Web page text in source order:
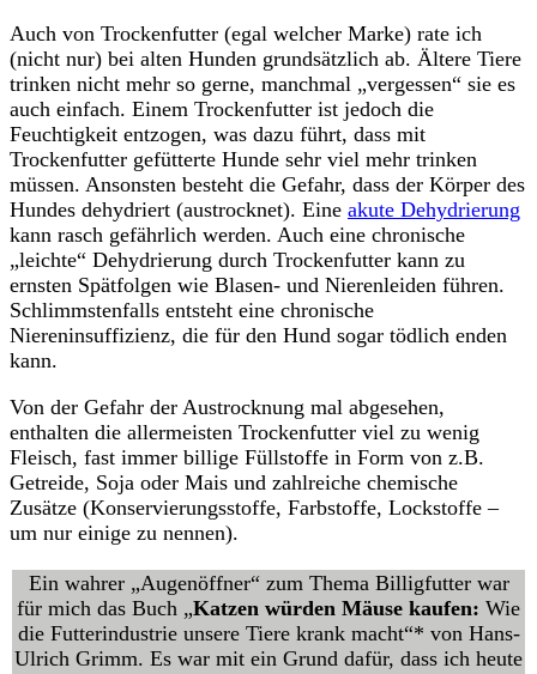
Auch von Trockenfutter (egal welcher Marke) rate ich
(nicht nur) bei alten Hunden grundsätzlich ab. Ältere Tiere
trinken nicht mehr so gerne, manchmal „vergessen“ sie es
auch einfach. Einem Trockenfutter ist jedoch die
Feuchtigkeit entzogen, was dazu führt, dass mit
Trockenfutter gefütterte Hunde sehr viel mehr trinken
müssen. Ansonsten besteht die Gefahr, dass der Körper des
Hundes dehydriert (austrocknet). Eine akute Dehydrierung
kann rasch gefährlich werden. Auch eine chronische
„leichte“ Dehydrierung durch Trockenfutter kann zu
ernsten Spätfolgen wie Blasen- und Nierenleiden führen.
Schlimmstenfalls entsteht eine chronische
Niereninsuffizienz, die für den Hund sogar tödlich enden
kann.
Von der Gefahr der Austrocknung mal abgesehen,
enthalten die allermeisten Trockenfutter viel zu wenig
Fleisch, fast immer billige Füllstoffe in Form von z.B.
Getreide, Soja oder Mais und zahlreiche chemische
Zusätze (Konservierungsstoffe, Farbstoffe, Lockstoffe –
um nur einige zu nennen).
Ein wahrer „Augenöffner“ zum Thema Billigfutter war
für mich das Buch „Katzen würden Mäuse kaufen: Wie
die Futterindustrie unsere Tiere krank macht“* von Hans-
Ulrich Grimm. Es war mit ein Grund dafür, dass ich heute